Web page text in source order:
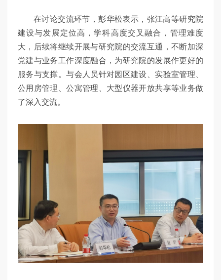
在讨论交流环节，彭华松表示，张江高等研究院
建设与发展定位高，学科高度交叉融合，管理难度
大，后续将继续开展与研究院的交流互通，不断加深
党建与业务工作深度融合，为研究院的发展作更好的
服务与支撑。与会人员针对园区建设、实验室管理、
公用房管理、公寓管理、大型仪器开放共享等业务做
了深入交流。